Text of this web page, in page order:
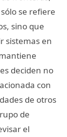
se refiere
sino que
sistemas en
deciden no
con
de otros
de
el